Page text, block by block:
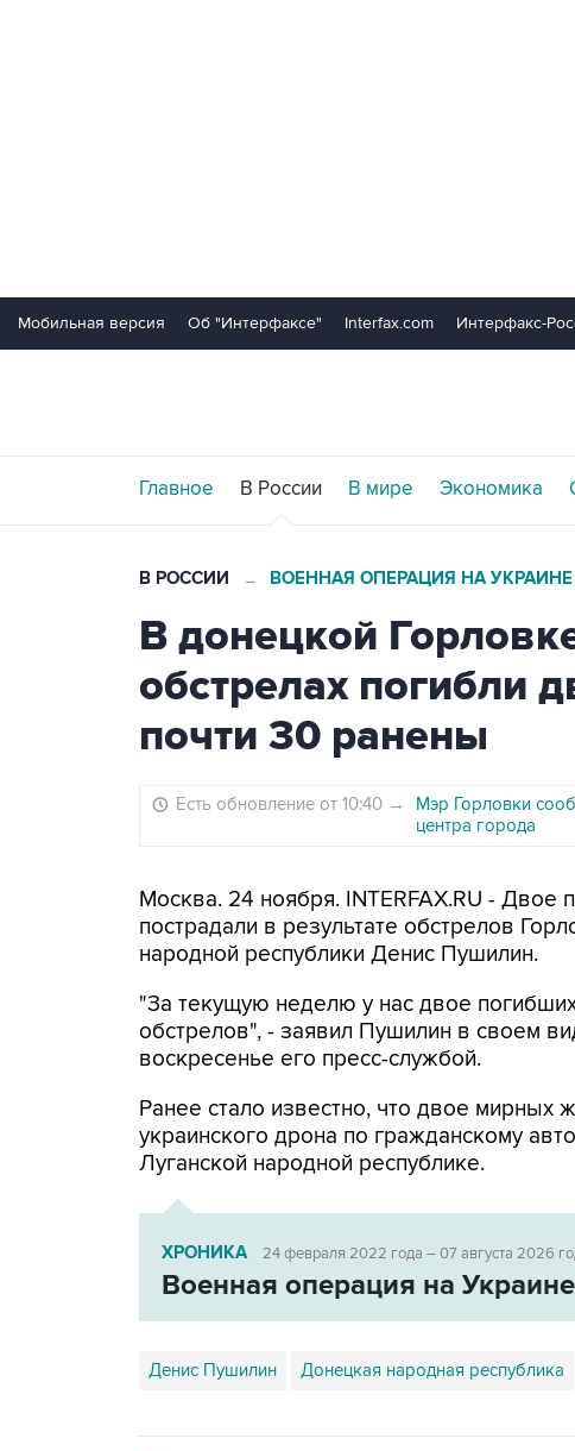
Мобильная версия Об "Интерфаксе" Interfax.com Интерфакс-
Главное В России В мире Экономика
В РОССИИ → ВОЕННАЯ ОПЕРАЦИЯ НА УКРАИНЕ
В донецкой
обстрелах погибли
почти 30 ранены
Есть обновление от 10:40 →
Мэр Горловки
центра города
Москва. 24 ноября. INTERFAX.RU - Двое
пострадали в результате обстрелов
народной республики Денис Пушилин.
"За текущую неделю у нас двое
обстрелов", - заявил Пушилин в своем
воскресенье его пресс-службой.
Ранее стало известно, что двое мирных
украинского дрона по гражданскому
Луганской народной республике.
ХРОНИКА 24 февраля 2022 года – 07 августа 2026
Военная операция на Украине
Денис Пушилин Донецкая народная республика